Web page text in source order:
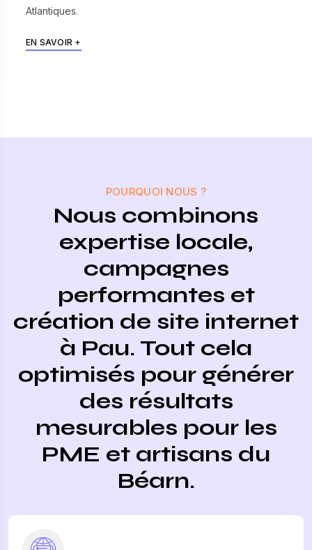
Atlantiques.
EN SAVOIR +
POURQUOI NOUS ?
Nous combinons
expertise locale,
campagnes
performantes et
création de site internet
à Pau. Tout cela
optimisés pour générer
des résultats
mesurables pour les
PME et artisans du
Béarn.